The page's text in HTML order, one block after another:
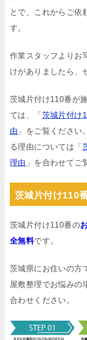
とで、これからご依
す。
作業スタッフよりお
けがありましたら、
茨城片付け110番が
ては、「 茨城片付け
由 」をご覧くださ
る理由については「
理由 」を合わせてご
茨城片付け110
茨城片付け110番の
全無料です。
茨城県にお住いの方
屋敷整理でお悩みの
合わせください。